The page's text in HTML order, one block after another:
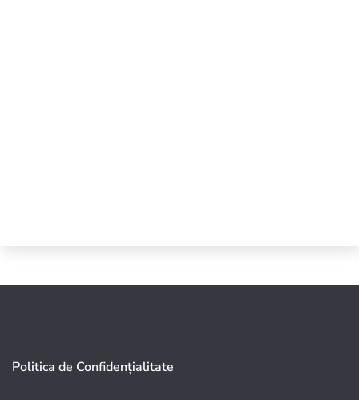
Politica de Confidențialitate